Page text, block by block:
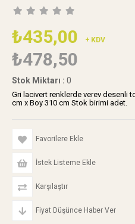
₺435,00 + KDV
₺478,50
Stok Miktarı : 0
Gri lacivert renklerde verev desenli
cm x Boy 310 cm Stok birimi adet.
Favorilere Ekle
İstek Listeme Ekle
Karşılaştır
Fiyat Düşünce Haber Ver